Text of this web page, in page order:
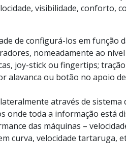
visibilidade, conforto,
de configurá-los em função
nomeadamente ao
joy-stick ou fingertips;
alavanca ou botão no apoio
através de sistema
onde toda a informação está
das máquinas –
curva, velocidade tartaruga,